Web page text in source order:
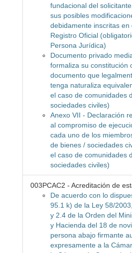
fundacional del
sus posibles
debidamente inscritas
Registro Oficial
Persona Jurídica)
Documento privado
formaliza su constitución
documento que
tenga naturaliza
el caso de comunidades
sociedades civiles)
Anexo VII - Declaración
al compromiso de
cada uno de los
de bienes / sociedades
el caso de comunidades
sociedades civiles)
003PCAC2 - Acreditación de
De acuerdo con lo
95.1 k) de la Ley 58/
y 2.4 de la Orden del
y Hacienda del 18 de
persona abajo firmante
expresamente a la